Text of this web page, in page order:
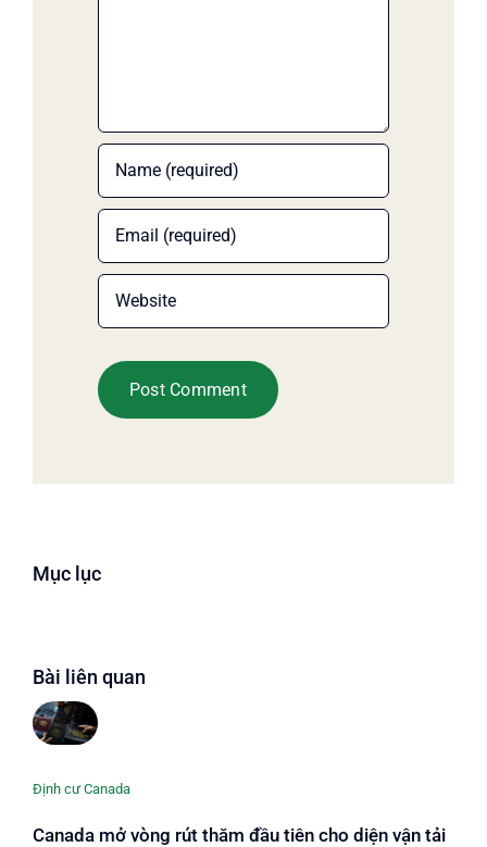
Mục lục
Bài liên quan
Định cư Canada
Canada mở vòng rút thăm đầu tiên cho diện vận tải